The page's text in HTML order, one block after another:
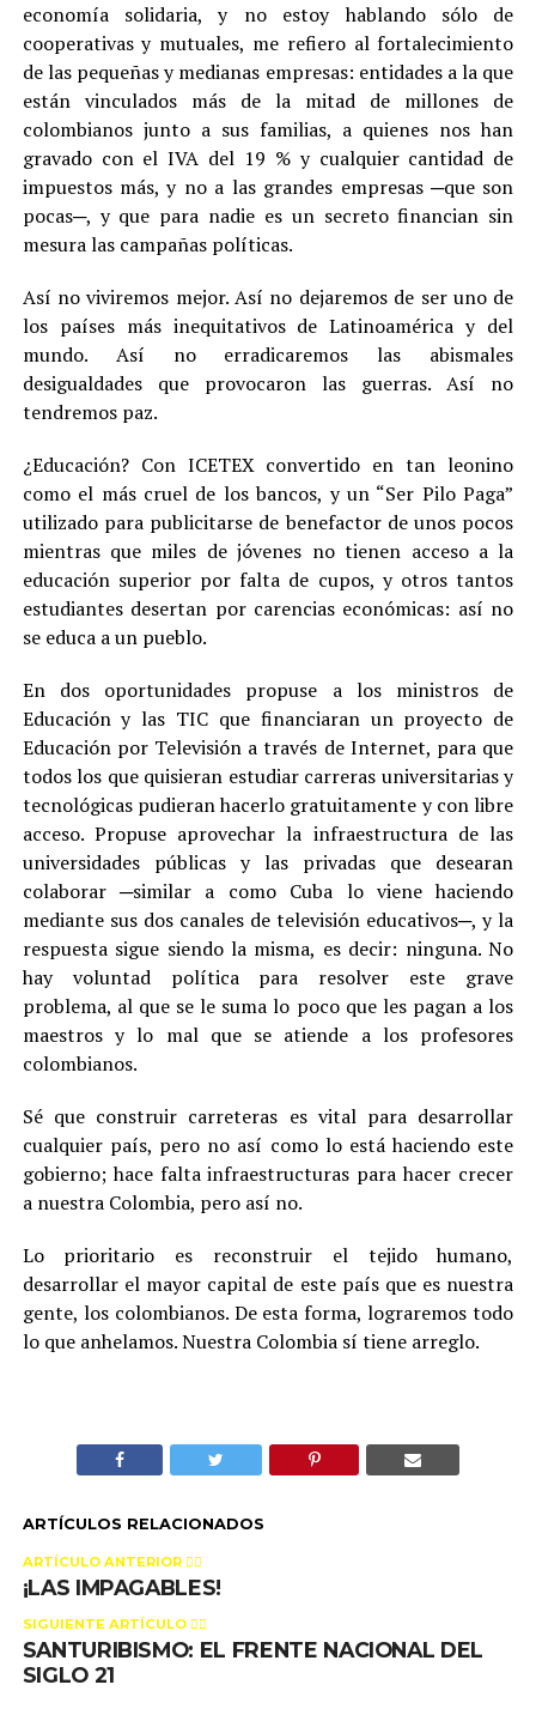
economía solidaria, y no estoy hablando sólo de
cooperativas y mutuales, me refiero al fortalecimiento
de las pequeñas y medianas empresas: entidades a la que
están vinculados más de la mitad de millones de
colombianos junto a sus familias, a quienes nos han
gravado con el IVA del 19 % y cualquier cantidad de
impuestos más, y no a las grandes empresas ─que son
pocas─, y que para nadie es un secreto financian sin
mesura las campañas políticas.
Así no viviremos mejor. Así no dejaremos de ser uno de
los países más inequitativos de Latinoamérica y del
mundo. Así no erradicaremos las abismales
desigualdades que provocaron las guerras. Así no
tendremos paz.
¿Educación? Con ICETEX convertido en tan leonino
como el más cruel de los bancos, y un “Ser Pilo Paga”
utilizado para publicitarse de benefactor de unos pocos
mientras que miles de jóvenes no tienen acceso a la
educación superior por falta de cupos, y otros tantos
estudiantes desertan por carencias económicas: así no
se educa a un pueblo.
En dos oportunidades propuse a los ministros de
Educación y las TIC que financiaran un proyecto de
Educación por Televisión a través de Internet, para que
todos los que quisieran estudiar carreras universitarias y
tecnológicas pudieran hacerlo gratuitamente y con libre
acceso. Propuse aprovechar la infraestructura de las
universidades públicas y las privadas que desearan
colaborar ─similar a como Cuba lo viene haciendo
mediante sus dos canales de televisión educativos─, y la
respuesta sigue siendo la misma, es decir: ninguna. No
hay voluntad política para resolver este grave
problema, al que se le suma lo poco que les pagan a los
maestros y lo mal que se atiende a los profesores
colombianos.
Sé que construir carreteras es vital para desarrollar
cualquier país, pero no así como lo está haciendo este
gobierno; hace falta infraestructuras para hacer crecer
a nuestra Colombia, pero así no.
Lo prioritario es reconstruir el tejido humano,
desarrollar el mayor capital de este país que es nuestra
gente, los colombianos. De esta forma, lograremos todo
lo que anhelamos. Nuestra Colombia sí tiene arreglo.
ARTÍCULOS RELACIONADOS
ARTÍCULO ANTERIOR 👉🏻
¡LAS IMPAGABLES!
SIGUIENTE ARTÍCULO 👈🏻
SANTURIBISMO: EL FRENTE NACIONAL DEL
SIGLO 21